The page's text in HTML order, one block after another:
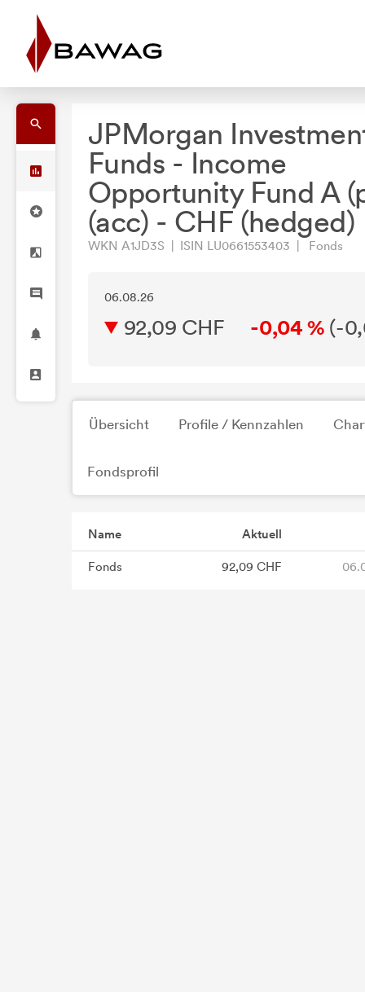
JPMorgan
Funds - Income
Opportunity Fund A
(acc) - CHF (hedged)
WKN A1JD3S | ISIN LU0661553403 | Fonds
06.08.26
92,09 CHF -0,04 % (-
Übersicht Profile / Kennzahlen
Fondsprofil
Name Aktuell
Fonds 92,09 CHF